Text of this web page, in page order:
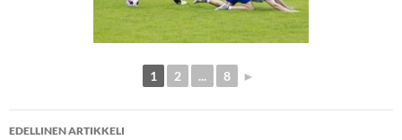
1 2 ... 8 ►
Artikkelien
EDELLINEN ARTIKKELI